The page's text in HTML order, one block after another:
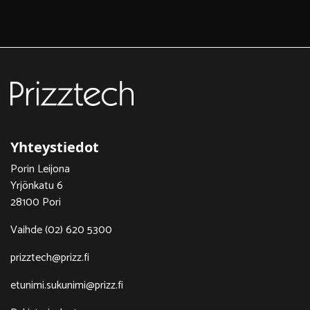
Yhteystiedot
Porin Leijona
Yrjönkatu 6
28100 Pori
Vaihde (02) 620 5300
prizztech@prizz.fi
etunimi.sukunimi@prizz.fi